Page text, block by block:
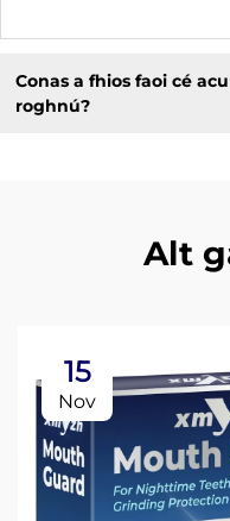
Conas a fhios faoi cé
roghnú?
Alt
15
Nov